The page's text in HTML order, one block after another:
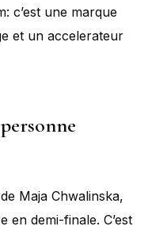
c’est une marque
et un accelerateur
Maja Chwalinska,
en demi-finale. C’est